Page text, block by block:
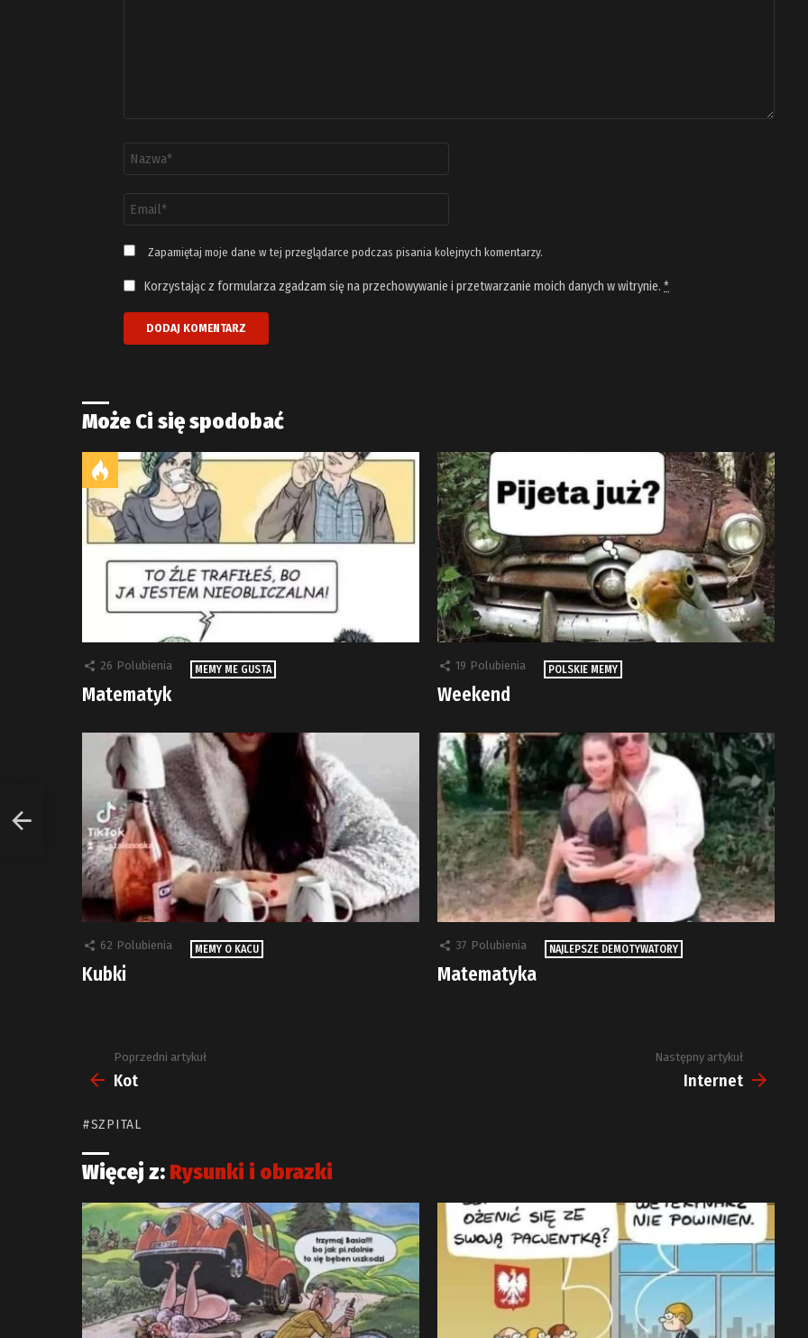
email
*
Zapamiętaj moje dane w tej przeglądarce podczas pisania kolejnych komentarzy.
Korzystając z formularza zgadzam się na przechowywanie i przetwarzanie moich danych w witrynie. *
Może Ci się spodobać
26 Polubienia MEMY ME GUSTA
Matematyk
19 Polubienia POLSKIE MEMY
Weekend
62 Polubienia MEMY O KACU
Kubki
37 Polubienia NAJLEPSZE DEMOTYWATORY
Matematyka
Zobacz
więcej
Poprzedni artykuł
Kot
Następny artykuł
Internet
SZPITAL
Więcej z: Rysunki i obrazki